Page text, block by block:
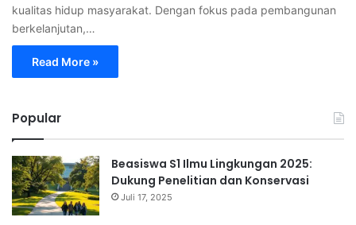
kualitas hidup masyarakat. Dengan fokus pada pembangunan
berkelanjutan,…
Read More »
Popular
Beasiswa S1 Ilmu Lingkungan 2025:
Dukung Penelitian dan Konservasi
Juli 17, 2025